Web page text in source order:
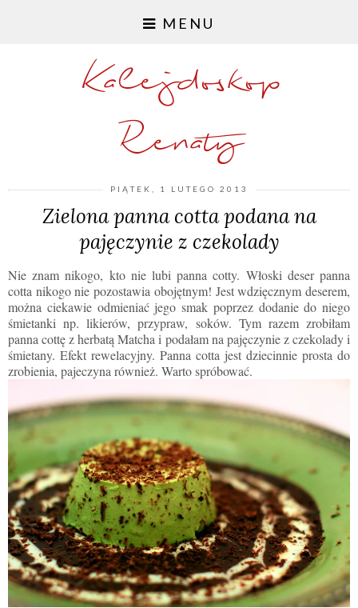
MENU
Kalejdoskop
Renaty
PIĄTEK, 1 LUTEGO 2013
Zielona panna cotta podana na
pajęczynie z czekolady
Nie znam nikogo, kto nie lubi panna cotty. Włoski deser panna
cotta nikogo nie pozostawia obojętnym! Jest wdzięcznym deserem,
można ciekawie odmieniać jego smak poprzez dodanie do niego
śmietanki np. likierów, przypraw, soków. Tym razem zrobiłam
panna cottę z herbatą Matcha i podałam na pajęczynie z czekolady i
śmietany. Efekt rewelacyjny. Panna cotta jest dziecinnie prosta do
zrobienia, pajeczyna również. Warto spróbować.